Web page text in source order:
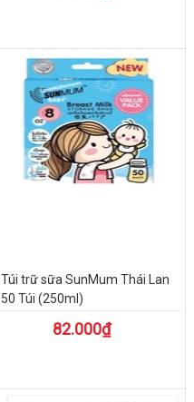
Túi trữ sữa SunMum Thái Lan
50 Túi (250ml)
82.000₫